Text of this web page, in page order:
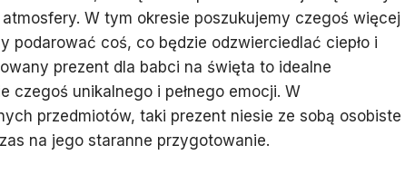
W tym okresie poszukujemy czegoś więcej
podarować coś, co będzie odzwierciedlać ciepło i
prezent dla babci na święta to idealne
czegoś unikalnego i pełnego emocji. W
przedmiotów, taki prezent niesie ze sobą osobiste
na jego staranne przygotowanie.